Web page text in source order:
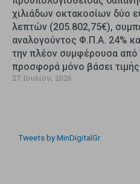
χιλιάδων οκτακοσίων δύο
λεπτών (205.802,75€),
αναλογούντος Φ.Π.Α. 24%
την πλέον συμφέρουσα από
προσφορά μόνο βάσει
27 Ιουλίου, 2026
Tweets by MinDigitalGr